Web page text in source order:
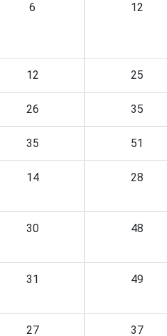
6 12
12 25
26 35
35 51
14 28
30 48
31 49
27 37